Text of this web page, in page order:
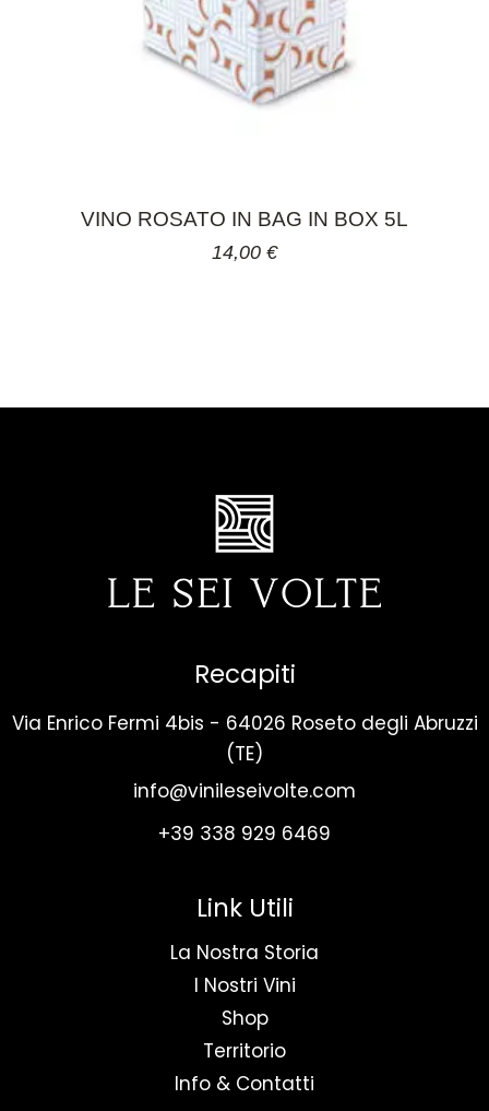
VINO ROSATO IN BAG IN BOX 5L
14,00 €
Recapiti
Via Enrico Fermi 4bis - 64026 Roseto degli Abruzzi
(TE)
info@vinileseivolte.com
+39 338 929 6469
Link Utili
La Nostra Storia
I Nostri Vini
Shop
Territorio
Info & Contatti